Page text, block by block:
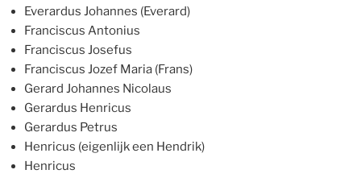
Everardus Johannes (Everard)
Franciscus Antonius
Franciscus Josefus
Franciscus Jozef Maria (Frans)
Gerard Johannes Nicolaus
Gerardus Henricus
Gerardus Petrus
Henricus (eigenlijk een Hendrik)
Henricus